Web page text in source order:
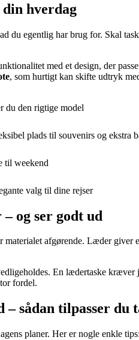
hverdag
du egentlig har brug for. Skal
med et design, der
, som hurtigt kan skifte udtryk
du den rigtige model
plads til souvenirs og ekstra
til weekend
valg til dine rejser
og ser godt ud
materialet afgørende. Læder
En lædertaske
fordel.
sådan tilpasser du
planer. Her er nogle enkle tips: